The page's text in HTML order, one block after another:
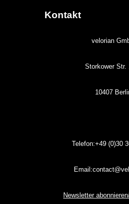
Kontakt
velorian
Storkower Str.
10407
Telefon:+49 (0)30
Newsletter